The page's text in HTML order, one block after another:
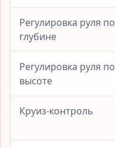
Регулировка руля по
глубине
Регулировка руля по
высоте
Круиз-контроль